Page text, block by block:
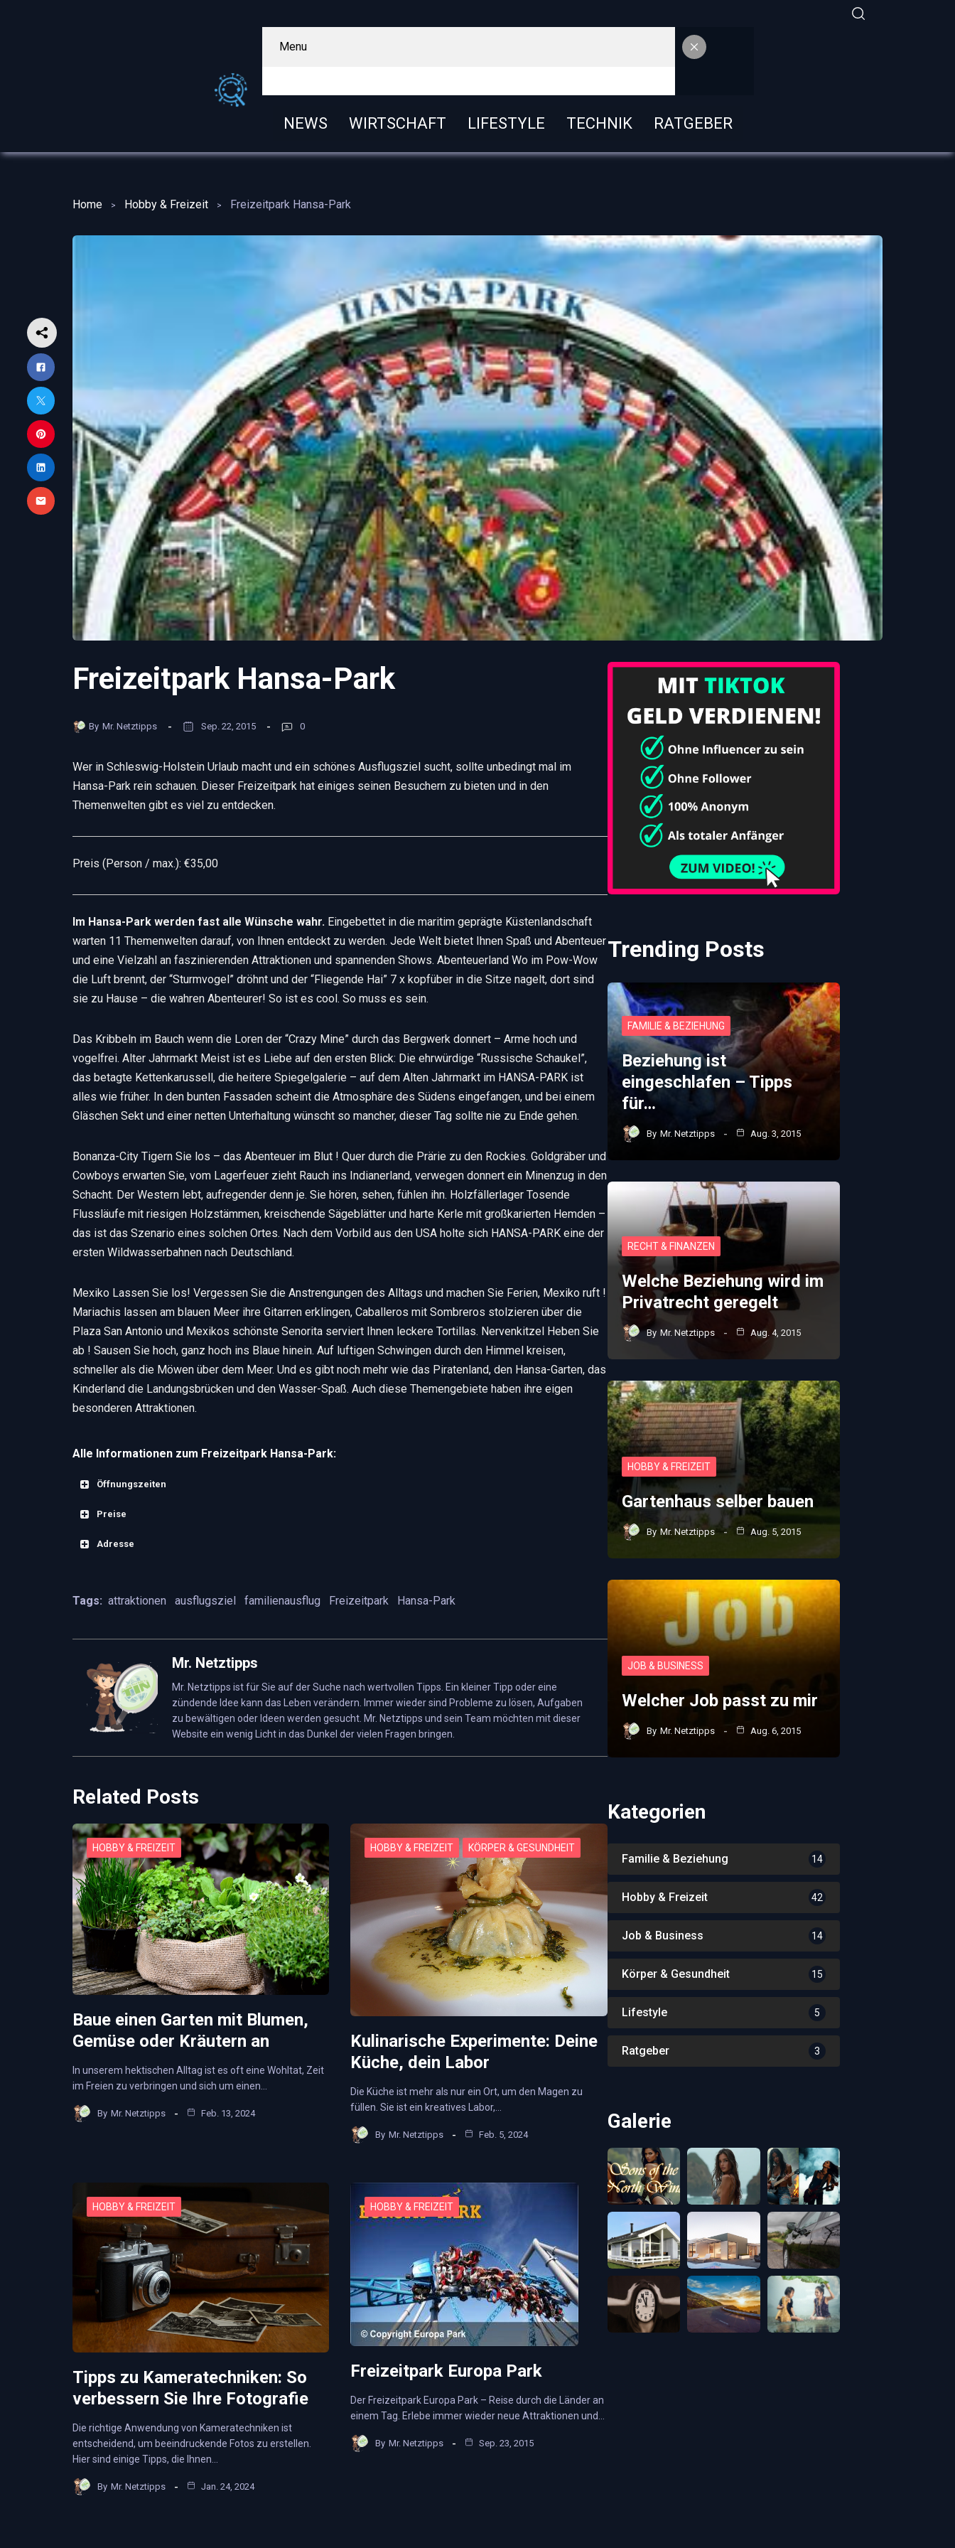
Menu
NEWS WIRTSCHAFT LIFESTYLE TECHNIK RATGEBER
Home Hobby & Freizeit Freizeitpark Hansa-Park
Freizeitpark Hansa-Park
By Mr. Netztipps Sep. 22, 2015 0
Wer in Schleswig-Holstein Urlaub macht und ein schönes Ausflugsziel sucht, sollte unbedingt mal im
Hansa-Park rein schauen. Dieser Freizeitpark hat einiges seinen Besuchern zu bieten und in den
Themenwelten gibt es viel zu entdecken.
Preis (Person / max.): €35,00
Im Hansa-Park werden fast alle Wünsche wahr. Eingebettet in die maritim geprägte Küstenlandschaft
warten 11 Themenwelten darauf, von Ihnen entdeckt zu werden. Jede Welt bietet Ihnen Spaß und Abenteuer
und eine Vielzahl an faszinierenden Attraktionen und spannenden Shows. Abenteuerland Wo im Pow-Wow
die Luft brennt, der “Sturmvogel” dröhnt und der “Fliegende Hai” 7 x kopfüber in die Sitze nagelt, dort sind
sie zu Hause – die wahren Abenteurer! So ist es cool. So muss es sein.
Das Kribbeln im Bauch wenn die Loren der “Crazy Mine” durch das Bergwerk donnert – Arme hoch und
vogelfrei. Alter Jahrmarkt Meist ist es Liebe auf den ersten Blick: Die ehrwürdige “Russische Schaukel”,
das betagte Kettenkarussell, die heitere Spiegelgalerie – auf dem Alten Jahrmarkt im HANSA-PARK ist
alles wie früher. In den bunten Fassaden scheint die Atmosphäre des Südens eingefangen, und bei einem
Gläschen Sekt und einer netten Unterhaltung wünscht so mancher, dieser Tag sollte nie zu Ende gehen.
Bonanza-City Tigern Sie los – das Abenteuer im Blut ! Quer durch die Prärie zu den Rockies. Goldgräber und
Cowboys erwarten Sie, vom Lagerfeuer zieht Rauch ins Indianerland, verwegen donnert ein Minenzug in den
Schacht. Der Western lebt, aufregender denn je. Sie hören, sehen, fühlen ihn. Holzfällerlager Tosende
Flussläufe mit riesigen Holzstämmen, kreischende Sägeblätter und harte Kerle mit großkarierten Hemden –
das ist das Szenario eines solchen Ortes. Nach dem Vorbild aus den USA holte sich HANSA-PARK eine der
ersten Wildwasserbahnen nach Deutschland.
Mexiko Lassen Sie los! Vergessen Sie die Anstrengungen des Alltags und machen Sie Ferien, Mexiko ruft !
Mariachis lassen am blauen Meer ihre Gitarren erklingen, Caballeros mit Sombreros stolzieren über die
Plaza San Antonio und Mexikos schönste Senorita serviert Ihnen leckere Tortillas. Nervenkitzel Heben Sie
ab ! Sausen Sie hoch, ganz hoch ins Blaue hinein. Auf luftigen Schwingen durch den Himmel kreisen,
schneller als die Möwen über dem Meer. Und es gibt noch mehr wie das Piratenland, den Hansa-Garten, das
Kinderland die Landungsbrücken und den Wasser-Spaß. Auch diese Themengebiete haben ihre eigen
besonderen Attraktionen.
Alle Informationen zum Freizeitpark Hansa-Park:
Öffnungszeiten
HANSA-PARK Öffnungszeiten:
Preise
HANSA-PARK Eintrittspreise
Kinder von 4 – 14 Jahren
Kinder unter 4 J. / Geburtstagskinder bis 14 J. gratis
Gruppen ab 20 zahlenden Personen
Gruppe ab 10 Kinder/Jugendl. bis einschl. 17 J. €18,00
Adresse
0049 (04563) 4740
Website: www.hansapark.de
Tags: attraktionen ausflugsziel familienausflug Freizeitpark Hansa-Park
Mr. Netztipps
Mr. Netztipps ist für Sie auf der Suche nach wertvollen Tipps. Ein kleiner Tipp oder eine
zündende Idee kann das Leben verändern. Immer wieder sind Probleme zu lösen, Aufgaben
zu bewältigen oder Ideen werden gesucht. Mr. Netztipps und sein Team möchten mit dieser
Website ein wenig Licht in das Dunkel der vielen Fragen bringen.
Related Posts
HOBBY & FREIZEIT
Baue einen Garten mit Blumen,
Gemüse oder Kräutern an
In unserem hektischen Alltag ist es oft eine Wohltat, Zeit
im Freien zu verbringen und sich um einen…
By Mr. Netztipps Feb. 13, 2024
HOBBY & FREIZEIT KÖRPER & GESUNDHEIT
Kulinarische Experimente: Deine
Küche, dein Labor
Die Küche ist mehr als nur ein Ort, um den Magen zu
füllen. Sie ist ein kreatives Labor,…
By Mr. Netztipps Feb. 5, 2024
HOBBY & FREIZEIT
Tipps zu Kameratechniken: So
verbessern Sie Ihre Fotografie
Die richtige Anwendung von Kameratechniken ist
entscheidend, um beeindruckende Fotos zu erstellen.
Hier sind einige Tipps, die Ihnen…
By Mr. Netztipps Jan. 24, 2024
HOBBY & FREIZEIT
Freizeitpark Europa Park
Der Freizeitpark Europa Park – Reise durch die Länder an
einem Tag. Erlebe immer wieder neue Attraktionen und…
By Mr. Netztipps Sep. 23, 2015
Trending Posts
FAMILIE & BEZIEHUNG
Beziehung ist
eingeschlafen – Tipps
für…
By Mr. Netztipps Aug. 3, 2015
RECHT & FINANZEN
Welche Beziehung wird im
Privatrecht geregelt
By Mr. Netztipps Aug. 4, 2015
HOBBY & FREIZEIT
Gartenhaus selber bauen
By Mr. Netztipps Aug. 5, 2015
JOB & BUSINESS
Welcher Job passt zu mir
By Mr. Netztipps Aug. 6, 2015
Kategorien
Familie & Beziehung 14
Hobby & Freizeit 42
Job & Business 14
Körper & Gesundheit 15
Lifestyle 5
Ratgeber 3
Galerie